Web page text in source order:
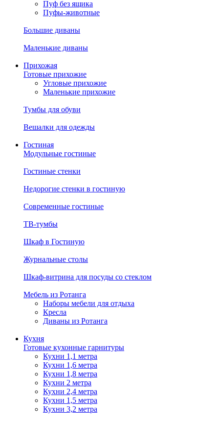
Пуф без ящика
Пуфы-животные
Большие диваны
Маленькие диваны
Прихожая
Готовые прихожие
Угловые прихожие
Маленькие прихожие
Тумбы для обуви
Вешалки для одежды
Гостиная
Модульные гостиные
Гостиные стенки
Недорогие стенки в гостиную
Современные гостиные
ТВ-тумбы
Шкаф в Гостиную
Журнальные столы
Шкаф-витрина для посуды со стеклом
Мебель из Ротанга
Наборы мебели для отдыха
Кресла
Диваны из Ротанга
Кухня
Готовые кухонные гарнитуры
Кухни 1,1 метра
Кухни 1,6 метра
Кухни 1,8 метра
Кухни 2 метра
Кухни 2,4 метра
Кухни 1,5 метра
Кухни 3,2 метра